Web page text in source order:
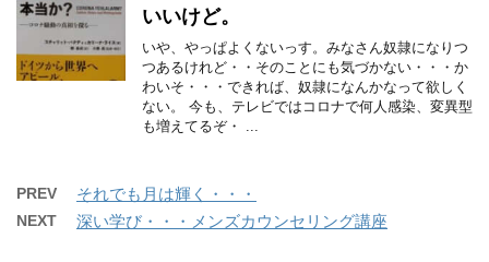
いいけど。
いや、やっぱよくないっす。みなさん奴隷になりつ
つあるけれど・・そのことにも気づかない・・・か
わいそ・・・できれば、奴隷になんかなって欲しく
ない。 今も、テレビではコロナで何人感染、変異型
も増えてるぞ・ ...
PREV それでも月は輝く・・・
NEXT 深い学び・・・メンズカウンセリング講座